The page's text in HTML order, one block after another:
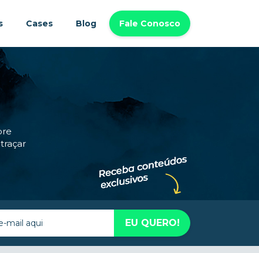
Cases Blog Fale Conosco